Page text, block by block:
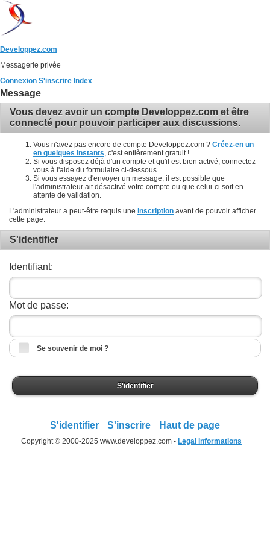
Developpez.com
Messagerie privée
Connexion S'inscrire Index
Message
Vous devez avoir un compte Developpez.com et être
connecté pour pouvoir participer aux discussions.
Vous n'avez pas encore de compte Developpez.com ? Créez-en un
en quelques instants , c'est entièrement gratuit !
Si vous disposez déjà d'un compte et qu'il est bien activé, connectez-
vous à l'aide du formulaire ci-dessous.
Si vous essayez d'envoyer un message, il est possible que
l'administrateur ait désactivé votre compte ou que celui-ci soit en
attente de validation.
L'administrateur a peut-être requis une inscription avant de pouvoir afficher
cette page.
S'identifier
Identifiant:
Mot de passe:
Se souvenir de moi ?
S'identifier
S'identifier S'inscrire Haut de page
Copyright © 2000-2025 www.developpez.com - Legal informations